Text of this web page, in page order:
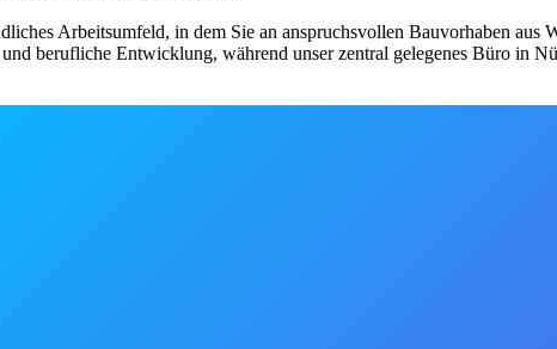
Arbeitsumfeld, in dem Sie an anspruchsvollen Bauvorhaben aus
berufliche Entwicklung, während unser zentral gelegenes Büro in